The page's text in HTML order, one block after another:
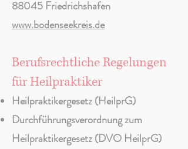
88045 Friedrichshafen
www.bodenseekreis.de
Berufsrechtliche Regelungen
für Heilpraktiker
Heilpraktikergesetz (HeilprG)
Durchführungsverordnung zum
Heilpraktikergesetz (DVO HeilprG)